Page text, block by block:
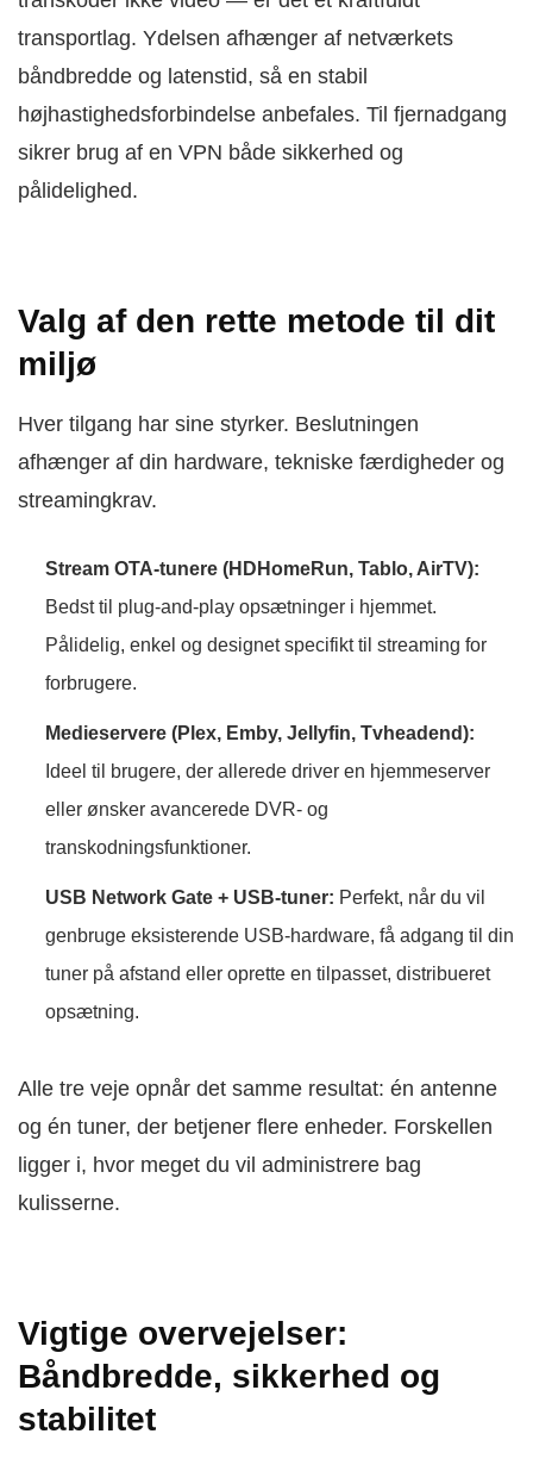
transportlag. Ydelsen afhænger af netværkets
båndbredde og latenstid, så en stabil
højhastighedsforbindelse anbefales. Til fjernadgang
sikrer brug af en VPN både sikkerhed og
pålidelighed.
Valg af den rette metode til dit
miljø
Hver tilgang har sine styrker. Beslutningen
afhænger af din hardware, tekniske færdigheder og
streamingkrav.
Stream OTA-tunere (HDHomeRun, Tablo, AirTV):
Bedst til plug-and-play opsætninger i hjemmet.
Pålidelig, enkel og designet specifikt til streaming for
forbrugere.
Medieservere (Plex, Emby, Jellyfin, Tvheadend):
Ideel til brugere, der allerede driver en hjemmeserver
eller ønsker avancerede DVR- og
transkodningsfunktioner.
USB Network Gate + USB-tuner: Perfekt, når du vil
genbruge eksisterende USB-hardware, få adgang til din
tuner på afstand eller oprette en tilpasset, distribueret
opsætning.
Alle tre veje opnår det samme resultat: én antenne
og én tuner, der betjener flere enheder. Forskellen
ligger i, hvor meget du vil administrere bag
kulisserne.
Vigtige overvejelser:
Båndbredde, sikkerhed og
stabilitet